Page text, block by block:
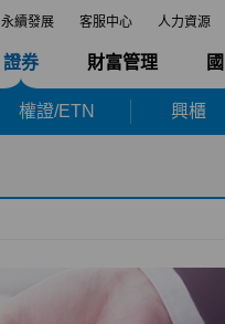
永續發展 客服中心 人力資源
證券 財富管理
權證/ETN 興櫃